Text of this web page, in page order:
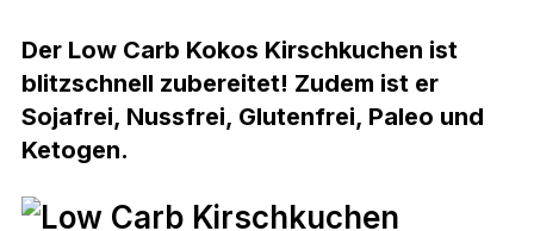
Der Low Carb Kokos Kirschkuchen ist
blitzschnell zubereitet! Zudem ist er
Sojafrei, Nussfrei, Glutenfrei, Paleo und
Ketogen.